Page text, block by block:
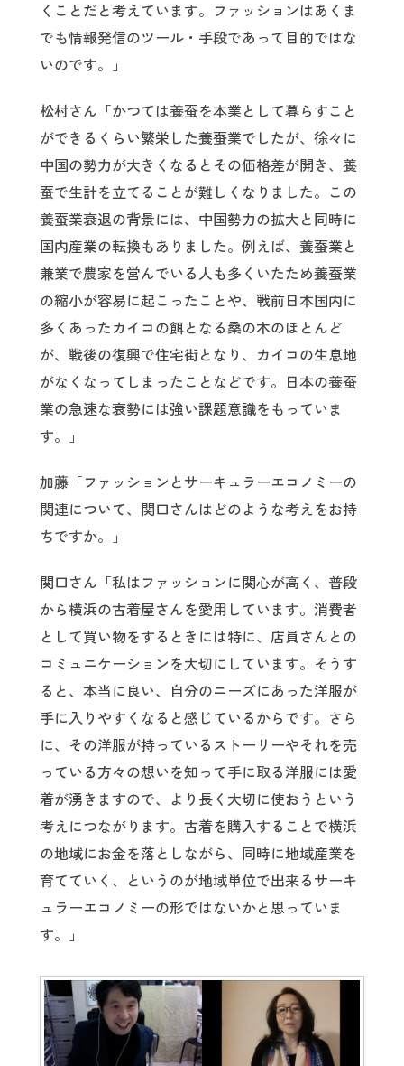
くことだと考えています。ファッションはあくま
でも情報発信のツール・手段であって目的ではな
いのです。」
松村さん「かつては養蚕を本業として暮らすこと
ができるくらい繁栄した養蚕業でしたが、徐々に
中国の勢力が大きくなるとその価格差が開き、養
蚕で生計を立てることが難しくなりました。この
養蚕業衰退の背景には、中国勢力の拡大と同時に
国内産業の転換もありました。例えば、養蚕業と
兼業で農家を営んでいる人も多くいたため養蚕業
の縮小が容易に起こったことや、戦前日本国内に
多くあったカイコの餌となる桑の木のほとんど
が、戦後の復興で住宅街となり、カイコの生息地
がなくなってしまったことなどです。日本の養蚕
業の急速な衰勢には強い課題意識をもっていま
す。」
加藤「ファッションとサーキュラーエコノミーの
関連について、関口さんはどのような考えをお持
ちですか。」
関口さん「私はファッションに関心が高く、普段
から横浜の古着屋さんを愛用しています。消費者
として買い物をするときには特に、店員さんとの
コミュニケーションを大切にしています。そうす
ると、本当に良い、自分のニーズにあった洋服が
手に入りやすくなると感じているからです。さら
に、その洋服が持っているストーリーやそれを売
っている方々の想いを知って手に取る洋服には愛
着が湧きますので、より長く大切に使おうという
考えにつながります。古着を購入することで横浜
の地域にお金を落としながら、同時に地域産業を
育てていく、というのが地域単位で出来るサーキ
ュラーエコノミーの形ではないかと思っていま
す。」